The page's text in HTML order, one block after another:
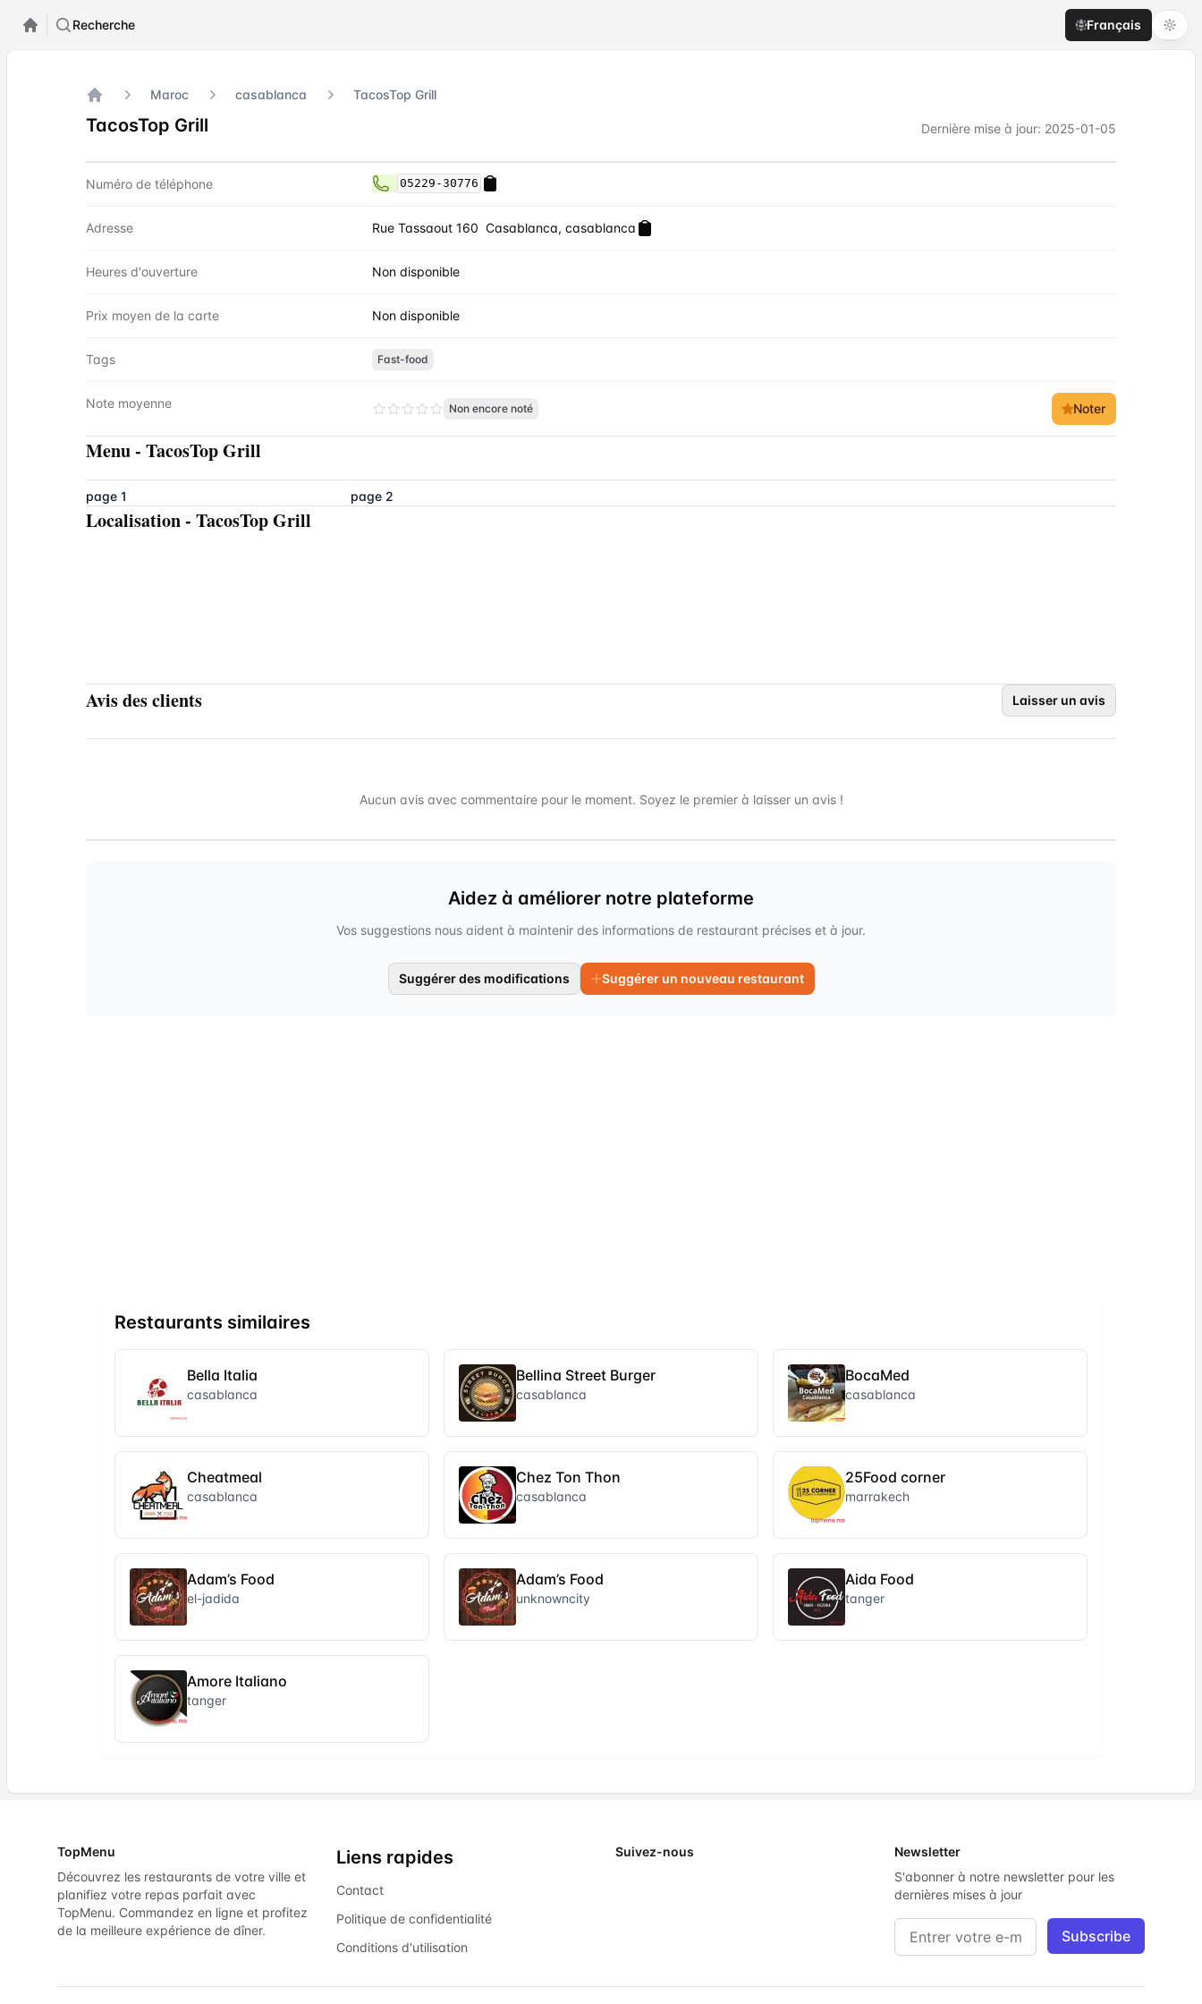
Recherche Français
Accueil
Maroc casablanca TacosTop Grill
TacosTop Grill Dernière mise à jour: 2025-01-05
Contact TacosTop Grill
Numéro de téléphone 05229-30776
Adresse Rue Tassaout 160 Casablanca, casablanca
Heures d'ouverture Non disponible
Prix moyen de la carte Non disponible
Tags Fast-food
Note moyenne Non encore noté Noter
Menu- TacosTop Grill
page 1 page 2
Localisation- TacosTop Grill
Avis des clients Laisser un avis
Aucun avis avec commentaire pour le moment. Soyez le premier à laisser un avis !
Aidez à améliorer notre plateforme
Vos suggestions nous aident à maintenir des informations de restaurant précises et à jour.
Suggérer des modifications Suggérer un nouveau restaurant
Restaurants similaires
Bella Italia
casablanca
Bellina Street Burger
casablanca
BocaMed
casablanca
Cheatmeal
casablanca
Chez Ton Thon
casablanca
25Food corner
marrakech
Adam’s Food
el-jadida
Adam’s Food
unknowncity
Aida Food
tanger
Amore Italiano
tanger
TopMenu
Découvrez les restaurants de votre ville et
planifiez votre repas parfait avec
TopMenu. Commandez en ligne et profitez
de la meilleure expérience de dîner.
Liens rapides
Contact
Politique de confidentialité
Conditions d'utilisation
Suivez-nous
Newsletter
S'abonner à notre newsletter pour les
dernières mises à jour
Adresse e-mail Subscribe